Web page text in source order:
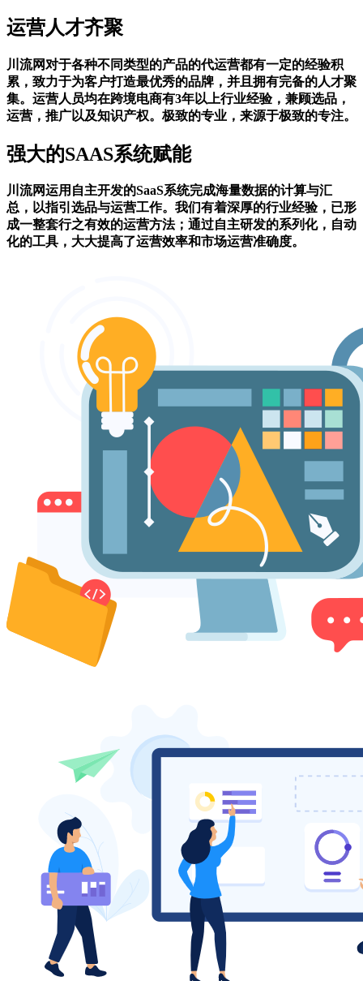
运营人才齐聚
川流网对于各种不同类型的产品的代运营都有一定的经验积
累，致力于为客户打造最优秀的品牌，并且拥有完备的人才聚
集。运营人员均在跨境电商有3年以上行业经验，兼顾选品，
运营，推广以及知识产权。极致的专业，来源于极致的专注。
强大的SAAS系统赋能
川流网运用自主开发的SaaS系统完成海量数据的计算与汇
总，以指引选品与运营工作。我们有着深厚的行业经验，已形
成一整套行之有效的运营方法；通过自主研发的系列化，自动
化的工具，大大提高了运营效率和市场运营准确度。